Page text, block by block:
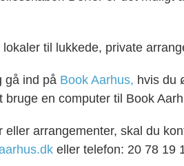
til lukkede, private
gå ind på Book Aarhus, hvis du
en computer til Book
arrangementer, skal du
eller telefon: 20 78 19